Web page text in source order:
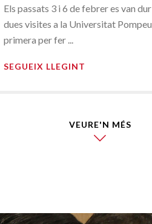
Els passats 3 i 6 de febrer es van
dues visites a la Universitat
primera per fer ...
SEGUEIX LLEGINT
VEURE'N MÉS